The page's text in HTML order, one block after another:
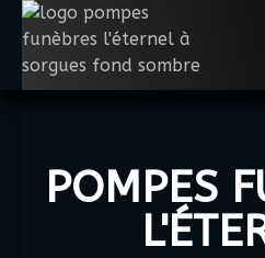
principal
POMPES